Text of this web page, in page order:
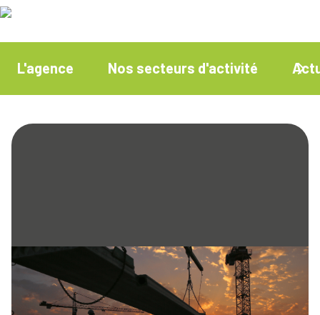
L'agence Nos secteurs d'activité